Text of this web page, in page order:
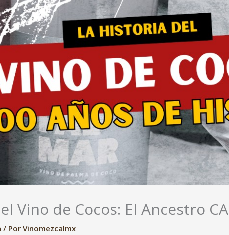
Vino de Cocos: El Ancestro
/ PorVinomezcalmx